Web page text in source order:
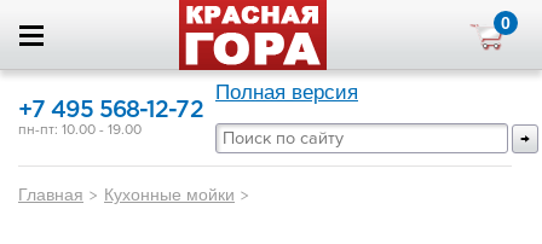
0
+7 495 568-12-72
пн-пт: 10.00 - 19.00
Полная версия
Главная > Кухонные мойки >